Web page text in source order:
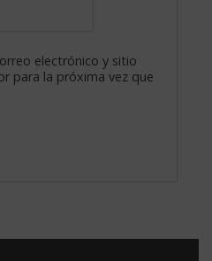
electrónico y sitio
para la próxima vez que